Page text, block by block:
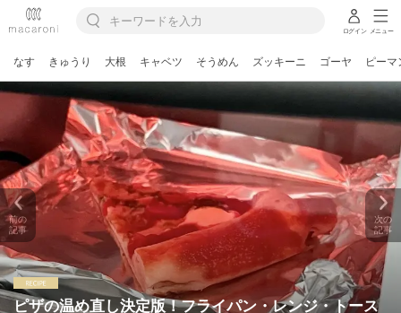
ログイン メニュー
なす きゅうり 大根 キャベツ そうめん ズッキーニ ゴーヤ ピーマ
ピザの温め直し決定版！フライパン・レンジ・トース
前の
記事
次の
記事